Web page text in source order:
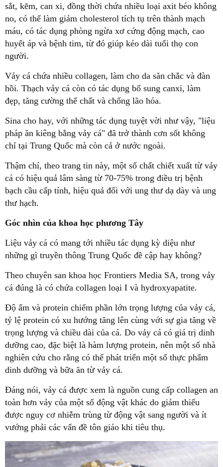
sắt, kẽm, can xi, đồng thời chứa nhiều loại axit béo không
no, có thể làm giảm cholesterol tích tụ trên thành mạch
máu, có tác dụng phòng ngừa xơ cứng động mạch, cao
huyết áp và bệnh tim, từ đó giúp kéo dài tuổi thọ con
người.
Vảy cá chứa nhiều collagen, làm cho da săn chắc và đàn
hồi. Thạch vảy cá còn có tác dụng bổ sung canxi, làm
đẹp, tăng cường thể chất và chống lão hóa.
Sina cho hay, với những tác dụng tuyệt vời như vậy, "liệu
pháp ăn kiêng bằng vảy cá" đã trở thành cơn sốt không
chỉ tại Trung Quốc mà còn cả ở nước ngoài.
Thậm chí, theo trang tin này, một số chất chiết xuất từ vảy
cá có hiệu quả lâm sàng từ 70-75% trong điều trị bệnh
bạch cầu cấp tính, hiệu quả đối với ung thư dạ dày và ung
thư hạch.
Góc nhìn của khoa học phương Tây
Liệu vảy cá có mang tới nhiều tác dụng kỳ diệu như
những gì truyền thông Trung Quốc đề cập hay không?
Theo chuyên san khoa học Frontiers Media SA, trong vảy
cá đúng là có chứa collagen loại I và hydroxyapatite.
Độ ẩm và protein chiếm phần lớn trọng lượng của vảy cá,
tỷ lệ protein có xu hướng tăng lên cùng với sự gia tăng về
trọng lượng và chiều dài của cá. Do vảy cá có giá trị dinh
dưỡng cao, đặc biệt là hàm lượng protein, nên một số nhà
nghiên cứu cho rằng có thể phát triển một số thực phẩm
dinh dưỡng và bữa ăn từ vảy cá.
Đáng nói, vảy cá được xem là nguồn cung cấp collagen an
toàn hơn vảy của một số động vật khác do giảm thiểu
được nguy cơ nhiễm trùng từ động vật sang người và ít
vướng phải các vấn đề tôn giáo khi tiêu thụ.